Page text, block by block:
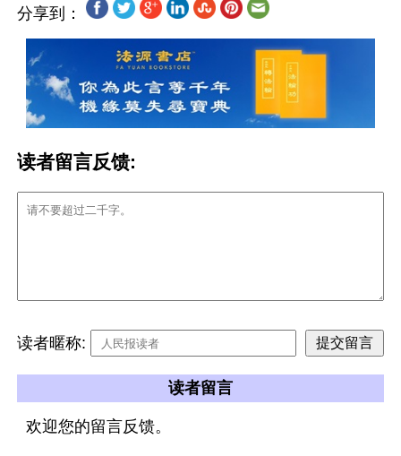
分享到：
读者留言反馈:
读者暱称:
读者留言
欢迎您的留言反馈。